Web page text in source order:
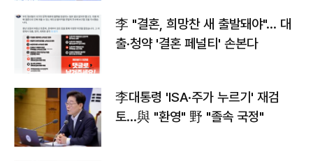
李 "결혼, 희망찬 새 출발돼야"… 대
출·청약 '결혼 페널티' 손본다
李대통령 'ISA·주가 누르기' 재검
토…與 "환영" 野 "졸속 국정"